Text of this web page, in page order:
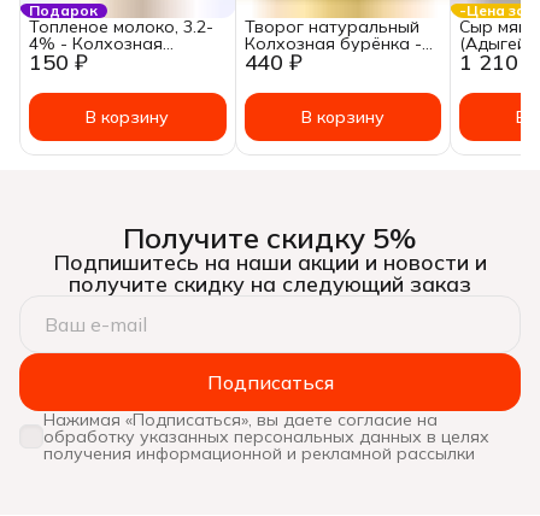
Подарок
150 ₽
Топленое молоко, 3.2-
4% - Колхозная
бурёнка - 1000г
В корзину
440 ₽
Творог натуральный
Колхозная бурёнка -
500г
В корзину
-Цена за
1 210 ₽
Сыр
300-500г
В
Получите скидку 5%
Подпишитесь на наши акции и новости и
получите скидку на следующий заказ
Подписаться
Нажимая «Подписаться», вы даете согласие на
обработку указанных персональных данных в целях
получения информационной и рекламной рассылки